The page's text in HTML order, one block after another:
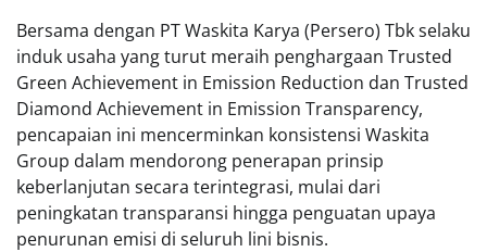
Bersama dengan PT Waskita Karya (Persero) Tbk selaku
induk usaha yang turut meraih penghargaan Trusted
Green Achievement in Emission Reduction dan Trusted
Diamond Achievement in Emission Transparency,
pencapaian ini mencerminkan konsistensi Waskita
Group dalam mendorong penerapan prinsip
keberlanjutan secara terintegrasi, mulai dari
peningkatan transparansi hingga penguatan upaya
penurunan emisi di seluruh lini bisnis.